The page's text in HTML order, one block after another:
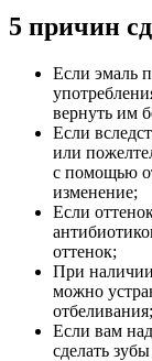
5 причин
Если эмаль
вернуть им
Если
или
с помощью
изменение;
Если
оттенок;
При
можно
отбеливания;
Если вам
сделать